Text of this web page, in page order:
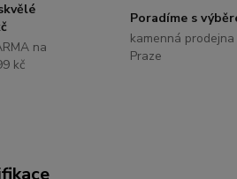
na
kč
Poradíme s
kamenná prodejna
Praze